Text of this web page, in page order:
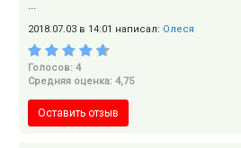
2018.07.03 в 14:01 написал: Олеся
Голосов: 4
Средняя оценка: 4,75
Оставить отзыв